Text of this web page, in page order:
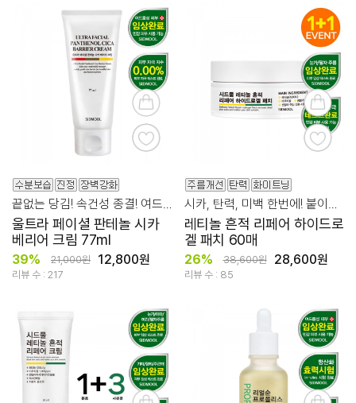
울트라 페이셜 판테놀 시카
베리어 크림 77ml
39% 21,000원 12,800원
리뷰 수 : 217
레티놀 흔적 리페어 하이드로
겔 패치 60매
26% 38,600원 28,600원
리뷰 수 : 85